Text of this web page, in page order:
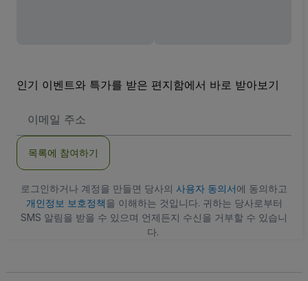
인기 이벤트와 특가를 받은 편지함에서 바로 받아보기
메
소
목록에 참여하기
로그인하거나 계정을 만들면 당사의 사용자 동의서에 동의하고
개인정보 보호정책을 이해하는 것입니다. 귀하는 당사로부터
SMS 알림을 받을 수 있으며 언제든지 수신을 거부할 수 있습니
다.